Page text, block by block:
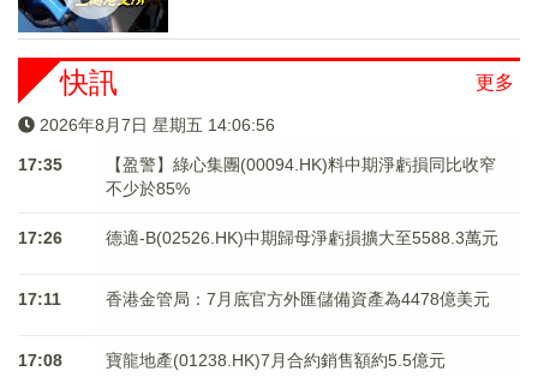
更多
快訊
2026年8月7日 星期五 14:06:57
17:35
【盈警】綠心集團(00094.HK)料中期淨虧損同比收窄
不少於85%
17:26 德適-B(02526.HK)中期歸母淨虧損擴大至5588.3萬元
17:11 香港金管局：7月底官方外匯儲備資產為4478億美元
17:08 寶龍地產(01238.HK)7月合約銷售額約5.5億元